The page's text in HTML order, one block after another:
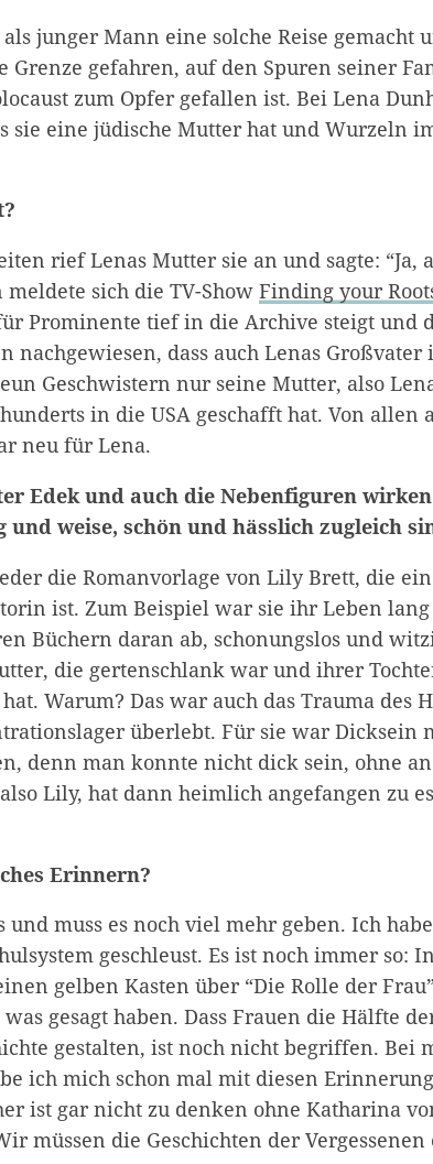
junger Mann eine solche Reise gemacht
Grenze gefahren, auf den Spuren seiner
zum Opfer gefallen ist. Bei Lena
sie eine jüdische Mutter hat und Wurzeln
rief Lenas Mutter sie an und sagte: “Ja,
sich die TV-Show Finding your
Prominente tief in die Archive steigt und
nachgewiesen, dass auch Lenas Großvater
Geschwistern nur seine Mutter, also
in die USA geschafft hat. Von allen
neu für Lena.
Edek und auch die Nebenfiguren
und weise, schön und hässlich zugleich
die Romanvorlage von Lily Brett, die
ist. Zum Beispiel war sie ihr Leben
Büchern daran ab, schonungslos und
die gertenschlank war und ihrer
Warum? Das war auch das Trauma des
überlebt. Für sie war Dicksein
denn man konnte nicht dick sein, ohne
Lily, hat dann heimlich angefangen zu
Erinnern?
und muss es noch viel mehr geben. Ich
geschleust. Es ist noch immer so:
gelben Kasten über “Die Rolle der
gesagt haben. Dass Frauen die Hälfte
gestalten, ist noch nicht begriffen. Bei
ich mich schon mal mit diesen
ist gar nicht zu denken ohne Katharina
müssen die Geschichten der